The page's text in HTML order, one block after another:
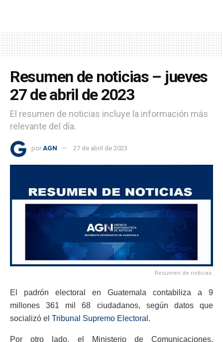
Resumen de noticias – jueves
27 de abril de 2023
El resumen de noticias incluye la información más
relevante del día.
por AGN 27 de abril de 2023
Resumen de noticias.
El padrón electoral en Guatemala contabiliza a 9
millones 361 mil 68 ciudadanos, según datos que
socializó el Tribunal Supremo Electoral .
Por otro lado, el Ministerio de Comunicaciones,